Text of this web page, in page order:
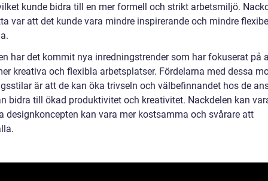
kunde bidra till en mer formell och strikt arbetsmiljö.
var att det kunde vara mindre inspirerande och mindre
har det kommit nya inredningstrender som har fokuserat på
kreativa och flexibla arbetsplatser. Fördelarna med dessa
är att de kan öka trivseln och välbefinnandet hos de
bidra till ökad produktivitet och kreativitet. Nackdelen kan
designkoncepten kan vara mer kostsamma och svårare att